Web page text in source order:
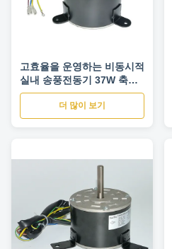
고효율을 운영하는 비동시적
실내 송풍전동기 37W 축전
기
더 많이 보기